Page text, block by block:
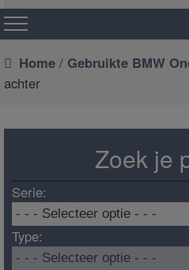
Home / Gebruikte BMW
achter
Zoek je
Serie:
Type: